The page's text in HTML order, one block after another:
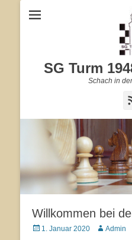
SG Turm
Schach in
Willkommen bei
Veröffentlicht
1. Januar 2020 AutorAdmin